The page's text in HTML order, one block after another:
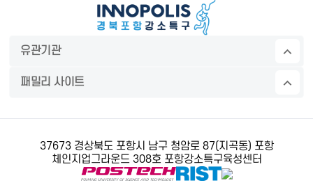
유관기관
패밀리 사이트
37673 경상북도 포항시 남구 청암로 87(지곡동) 포항
체인지업그라운드 308호 포항강소특구육성센터